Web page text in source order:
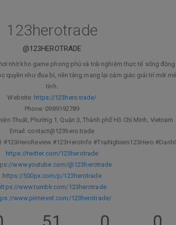
123herotrade
@123HEROTRADE
nhờ kho game phong phú và trải nghiệm thực tế sống
quyền như đua bi, nền tảng mang lại cảm giác giải trí mới
tính.
Website: https://123hero.trade/
Phone: 0989192789
Thuật, Phường 1, Quận 3, Thành phố Hồ Chí Minh, Vietnam
Email: contact@123hero.trade
#123HeroReview #123HeroInfo #TraiNghiem123Hero
https://twitter.com/123herotrade
www.youtube.com/@123herotrade
https://500px.com/p/123herotrade
www.tumblr.com/123herotrade
www.pinterest.com/123herotrade/